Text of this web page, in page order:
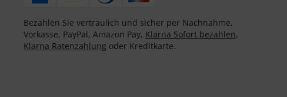
Bezahlen Sie vertraulich und sicher per Nachnahme,
Vorkasse, PayPal, Amazon Pay, Klarna Sofort bezahlen,
Klarna Ratenzahlung oder Kreditkarte.